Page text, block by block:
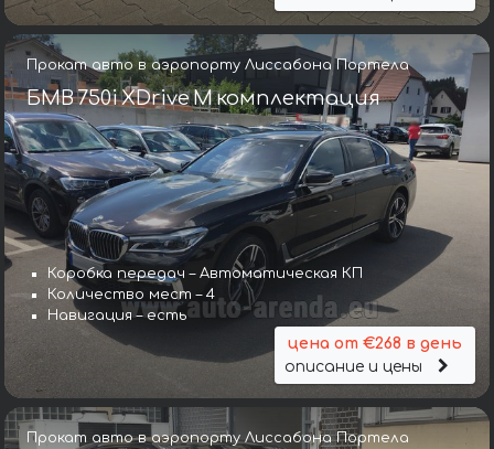
Прокат авто в аэропорту Лиссабона Портела
БМВ 750i XDrive M комплектация
Коробка передач – Автоматическая КП
Количество мест – 4
Навигация – есть
цена от €268 в день
описание и цены
Прокат авто в аэропорту Лиссабона Портела